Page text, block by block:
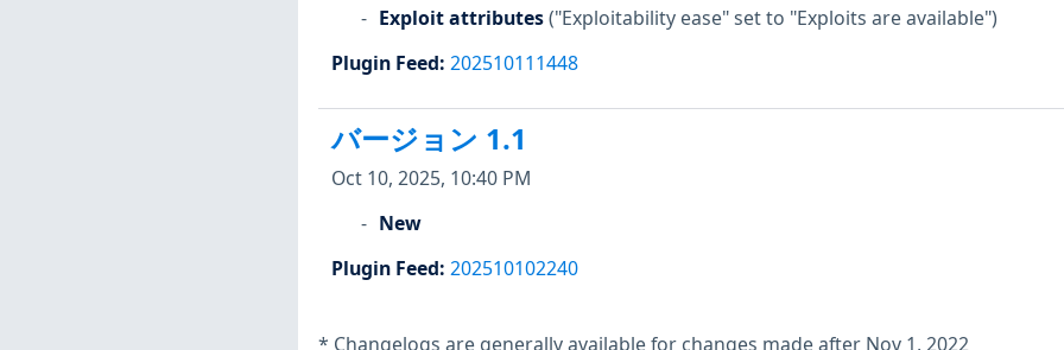
Exploit attributes("Exploitability ease" set to "Exploits are available")
Plugin Feed: 202510111448
バージョン 1.1
Oct 10, 2025, 10:40 PM
New
Plugin Feed: 202510102240
* Changelogs are generally available for changes made after Nov 1, 2022